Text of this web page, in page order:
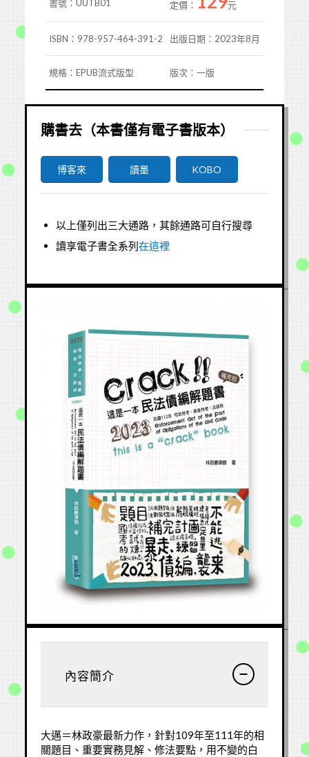
書號：UUTB01 定價： 元
ISBN：978-957-464-391-2 出版日期：2023年8月
規格：EPUB流式版型 版次：一版
購書去（本書僅有電子書版本）
博客來 讀墨 KOBO
以上僅列出三大通路，其餘通路可自行搜尋
讀享電子書全系列在這裡
1
內容簡介
大邁＝林政豪最新力作，針對109年至111年的相
關題目、重要實務見解、修法要點，用不變的白